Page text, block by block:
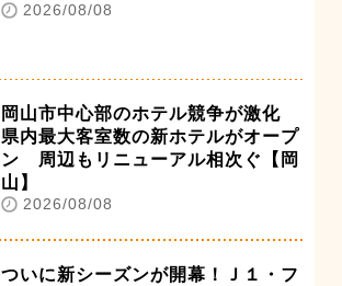
2026/08/08
岡山市中心部のホテル競争が激化
県内最大客室数の新ホテルがオープ
ン 周辺もリニューアル相次ぐ【岡
山】
2026/08/08
ついに新シーズンが開幕！Ｊ１・フ